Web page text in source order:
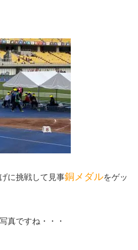
に挑戦して見事銅メダルをゲッ
真ですね・・・